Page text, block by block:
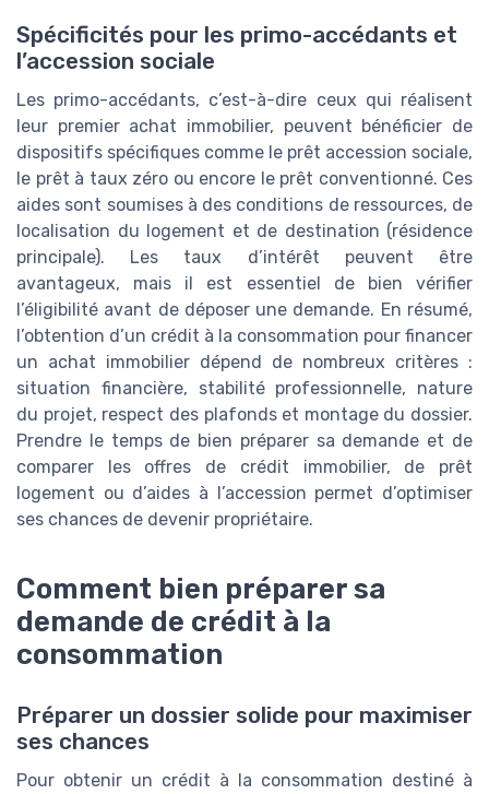
Spécificités pour les primo-accédants et
l’accession sociale
Les primo-accédants, c’est-à-dire ceux qui réalisent
leur premier achat immobilier, peuvent bénéficier de
dispositifs spécifiques comme le prêt accession sociale,
le prêt à taux zéro ou encore le prêt conventionné. Ces
aides sont soumises à des conditions de ressources, de
localisation du logement et de destination (résidence
principale). Les taux d’intérêt peuvent être
avantageux, mais il est essentiel de bien vérifier
l’éligibilité avant de déposer une demande. En résumé,
l’obtention d’un crédit à la consommation pour financer
un achat immobilier dépend de nombreux critères :
situation financière, stabilité professionnelle, nature
du projet, respect des plafonds et montage du dossier.
Prendre le temps de bien préparer sa demande et de
comparer les offres de crédit immobilier, de prêt
logement ou d’aides à l’accession permet d’optimiser
ses chances de devenir propriétaire.
Comment bien préparer sa
demande de crédit à la
consommation
Préparer un dossier solide pour maximiser
ses chances
Pour obtenir un crédit à la consommation destiné à